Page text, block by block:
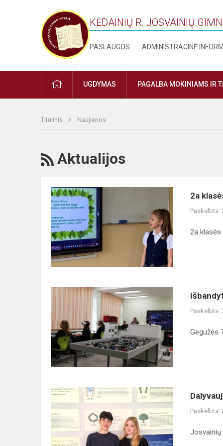
KĖDAINIŲ R. JOSVAINIŲ
PASLAUGOS ADMINISTRACINĖ
PRADŽIAUGDYMAS PAGALBA MOKINIAMS IR
Titulinis Naujienos
RSS
Aktualijos
2a
klasės
mokiniai
konferencijoje
2a
Paskelbta:
2a klasės
Išbandyti
Paskelbta:
Gegužės
Dalyvaujamasis
biudžetas
veikia!
Paskelbta: